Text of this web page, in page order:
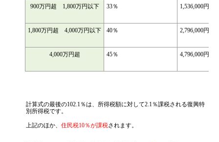
900万円超 1,800万円以下 33％ 1,536,000円
1,800万円超 4,000万円以下 40％ 2,796,000円
4,000万円超 45％ 4,796,000円
計算式の最後の102.1％は、所得税額に対して2.1％課税される復興特
別所得税です。
上記のほか、 住民税10％が課税されます。